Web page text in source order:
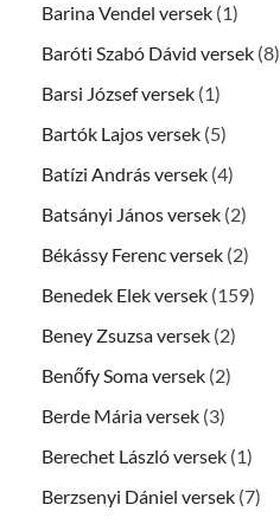
Barina Vendel versek (1)
Baróti Szabó Dávid versek (8)
Barsi József versek (1)
Bartók Lajos versek (5)
Batízi András versek (4)
Batsányi János versek (2)
Békássy Ferenc versek (2)
Benedek Elek versek (159)
Beney Zsuzsa versek (2)
Benőfy Soma versek (2)
Berde Mária versek (3)
Berechet László versek (1)
Berzsenyi Dániel versek (7)